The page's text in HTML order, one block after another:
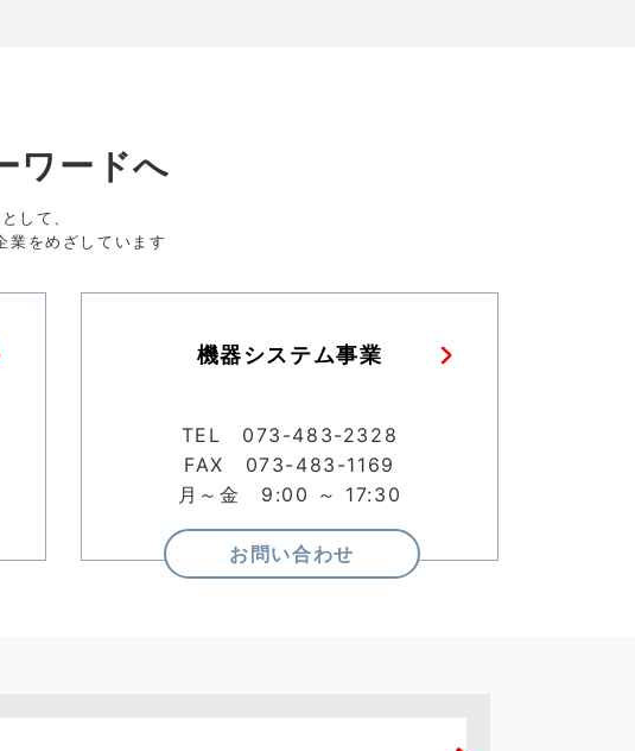
ワードへ
して、
業をめざしています
機器システム事業
TEL 073-483-2328
FAX 073-483-1169
月～金 9:00 ～ 17:30
お問い合わせ